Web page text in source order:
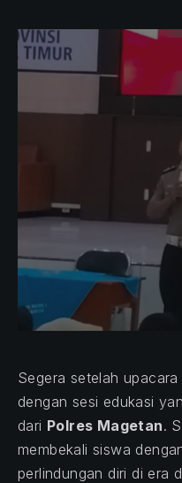
Segera setelah
dengan sesi edukasi
dari Polres Magetan.
membekali siswa
perlindungan diri di era